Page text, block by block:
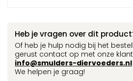
Heb je vragen over dit
Of heb je hulp nodig bij het
gerust contact op met onze
info@smulders-diervoeders.nl
We helpen je graag!